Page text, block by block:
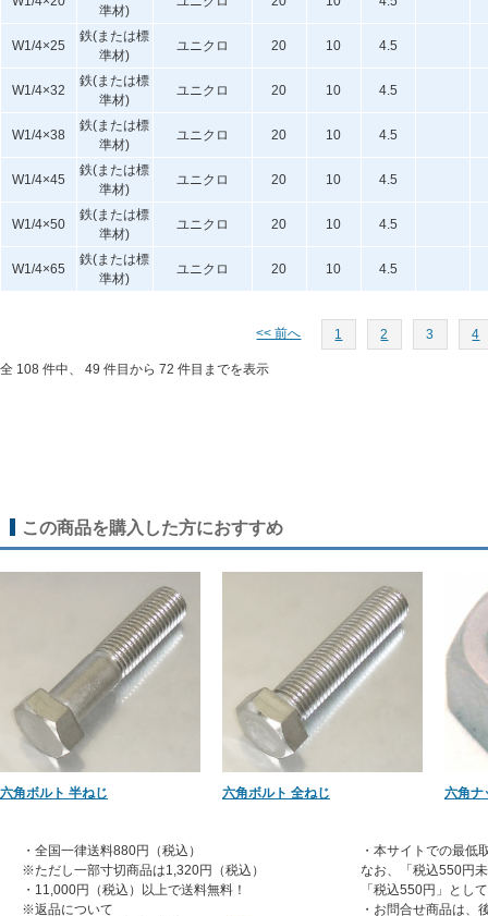
準材)
W1/4×25
鉄(または標
準材)
ユニクロ 20 10 4.5
W1/4×32
鉄(または標
準材)
ユニクロ 20 10 4.5
W1/4×38
鉄(または標
準材)
ユニクロ 20 10 4.5
W1/4×45
鉄(または標
準材)
ユニクロ 20 10 4.5
W1/4×50
鉄(または標
準材)
ユニクロ 20 10 4.5
W1/4×65
鉄(または標
準材)
ユニクロ 20 10 4.5
<< 前へ 1 2 3 4
全 108 件中、 49 件目から 72 件目までを表示
この商品を購入した方におすすめ
六角ボルト 半ねじ 六角ボルト 全ねじ 六角ナ
・全国一律送料880円（税込）
※ただし一部寸切商品は1,320円（税込）
・11,000円（税込）以上で送料無料！
※返品について
・本サイトでの最低
なお、「税込550円
「税込550円」とし
・お問合せ商品は、